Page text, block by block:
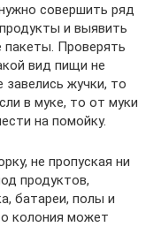
совершить ряд
и выявить
пакеты. Проверять
вид пищи не
завелись жучки, то
в муке, то от муки
на помойку.
не пропуская ни
продуктов,
батареи, полы и
колония может